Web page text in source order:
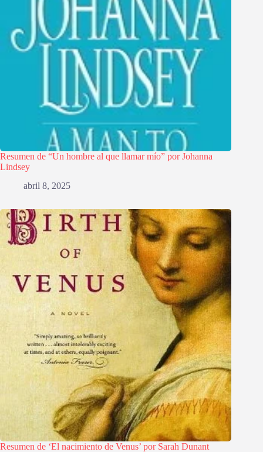
Resumen de “Un hombre al que llamar mío” por Johanna
Lindsey
abril 8, 2025
Resumen de ‘El nacimiento de Venus’ por Sarah Dunant